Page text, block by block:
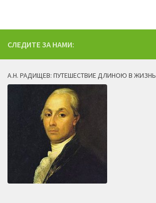
СЛЕДИТЕ ЗА НАМИ:
А.Н. РАДИЩЕВ: ПУТЕШЕСТВИЕ ДЛИНОЮ В ЖИЗНЬ